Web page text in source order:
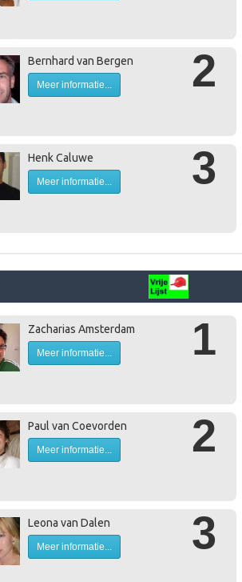
2
Bernhard van Bergen
Meer informatie...
3
Henk Caluwe
Meer informatie...
1
Zacharias Amsterdam
Meer informatie...
2
Paul van Coevorden
Meer informatie...
3
Leona van Dalen
Meer informatie...